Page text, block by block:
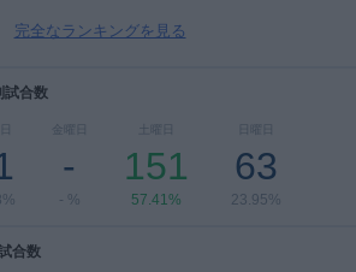
完全なランキングを見る
試合数
金曜日
-
- %
151
57.41%
63
23.95%
合数